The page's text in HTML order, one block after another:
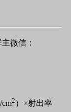
微信：
cm2 ）×射出率